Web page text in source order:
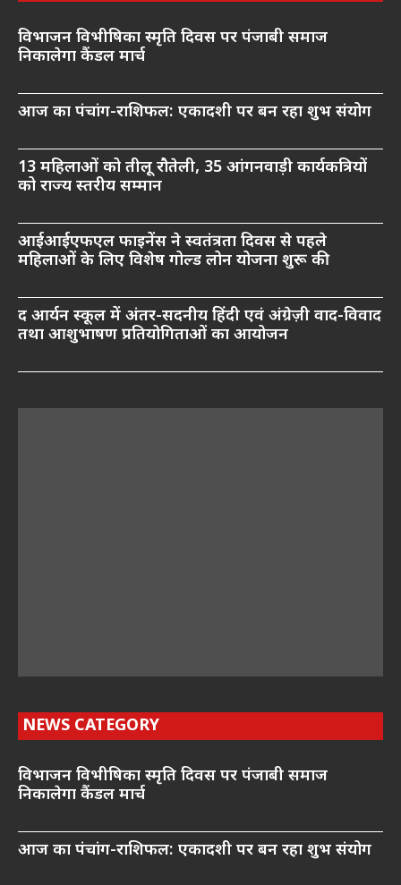
विभाजन विभीषिका स्मृति दिवस पर पंजाबी समाज
निकालेगा कैंडल मार्च
आज का पंचांग-राशिफल: एकादशी पर बन रहा शुभ संयोग
13 महिलाओं को तीलू रौतेली, 35 आंगनवाड़ी कार्यकत्रियों
को राज्य स्तरीय सम्मान
आईआईएफएल फाइनेंस ने स्वतंत्रता दिवस से पहले
महिलाओं के लिए विशेष गोल्ड लोन योजना शुरू की
द आर्यन स्कूल में अंतर-सदनीय हिंदी एवं अंग्रेज़ी वाद-विवाद
तथा आशुभाषण प्रतियोगिताओं का आयोजन
NEWS CATEGORY
विभाजन विभीषिका स्मृति दिवस पर पंजाबी समाज
निकालेगा कैंडल मार्च
आज का पंचांग-राशिफल: एकादशी पर बन रहा शुभ संयोग